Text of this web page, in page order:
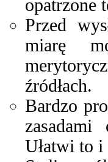
opatrzone
Przed
miarę
źródłach.
Bardzo
Ułatwi to